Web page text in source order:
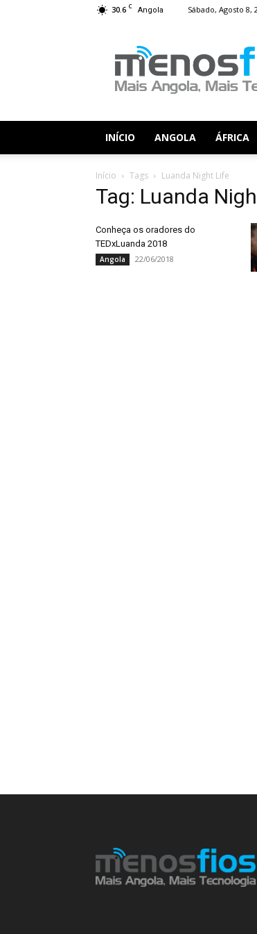
30.6 C Angola Sábado, Agosto 8,
Fios
INÍCIO ANGOLA ÁFRICA
Início Tags Luanda Night Life
Tag: Luanda
Conheça os oradores do
TEDxLuanda 2018
Angola 22/06/2018